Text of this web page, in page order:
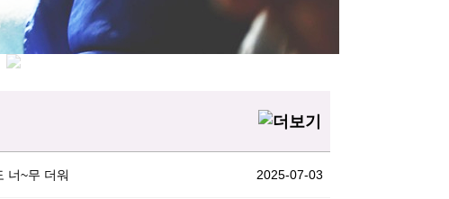
외항사 대비반
박경아(Agnes)
너~무 더워 2025-07-03